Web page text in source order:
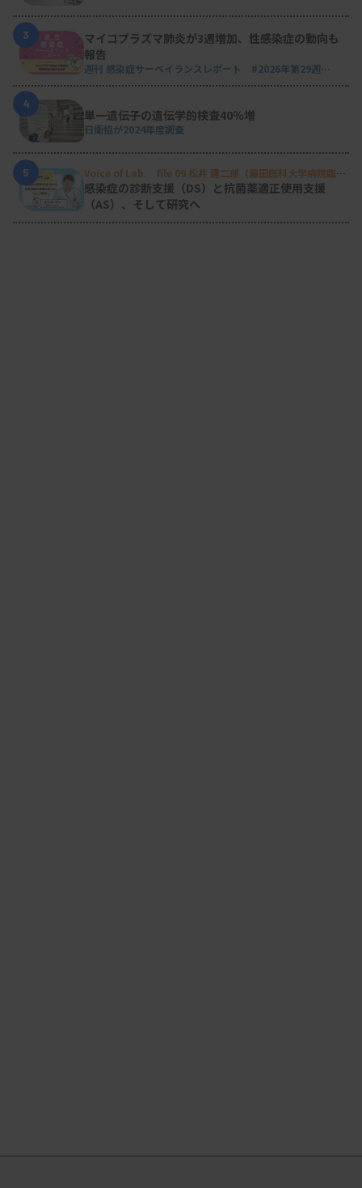
3
マイコプラズマ肺炎が3週増加、性感染症の動向も
報告
週刊 感染症サーベイランスレポート #2026年第29週
4
単一遺伝子の遺伝学的検査40％増
日衛協が2024年度調査
5
Voice of Lab. file 09 松井 建二郎（藤田医科大学病院臨床
検査部微生物遺伝子検査室）
感染症の診断支援（DS）と抗菌薬適正使用支援
（AS）、そして研究へ